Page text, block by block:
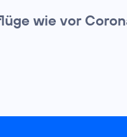
wie vor